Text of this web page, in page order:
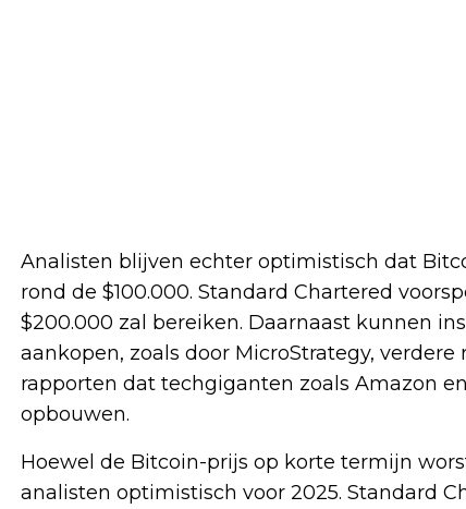
Analisten blijven echter optimistisch dat
rond de $100.000. Standard Chartered
$200.000 zal bereiken. Daarnaast kunnen
aankopen, zoals door MicroStrategy,
rapporten dat techgiganten zoals Amazon
opbouwen.
Hoewel de Bitcoin-prijs op korte termijn
analisten optimistisch voor 2025. Standard